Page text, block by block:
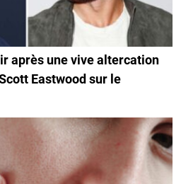
après une vive altercation
Eastwood sur le